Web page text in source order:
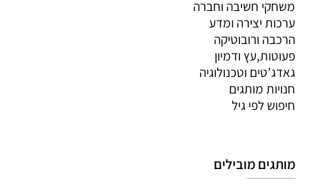
משחקי חשיבה וחברה
ערכות יצירה ומדע
הרכבה ורובוטיקה
פעוטות,עץ ודמיון
גאדג’טים וטכנולוגיה
חנויות מותגים
חיפוש לפי גיל
מותגים מובילים